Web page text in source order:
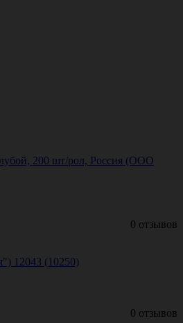
200 шт/рол, Россия (ООО
0 отзывов
12043 (10250)
0 отзывов